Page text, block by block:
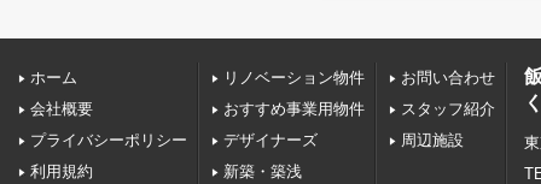
ホーム
会社概要
プライバシーポリシー
利用規約
リノベーション物件
おすすめ事業用物件
デザイナーズ
新築・築浅
お問い合わせ
スタッフ紹介
周辺施設